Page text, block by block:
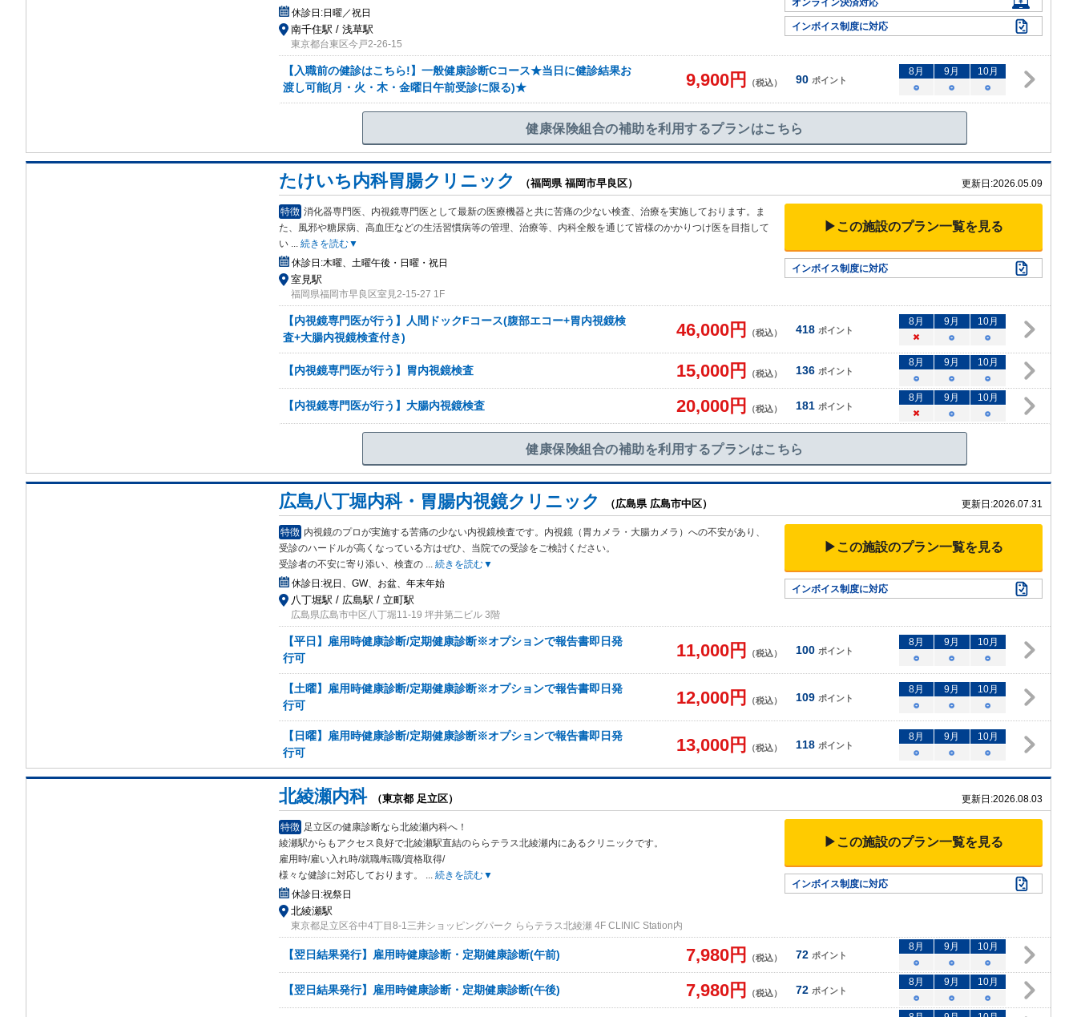
休診日:日曜／祝日
南千住駅 / 浅草駅
東京都台東区今戸2-26-15
オンライン決済対応
インボイス制度に対応
【入職前の健診はこちら!】一般健康診断Cコース★当日に健診結果お
渡し可能(月・火・木・金曜日午前受診に限る)★
9,900円 （税込） 90 ポイント
8月 9月 10月
○
○ ○
健康保険組合の補助を利用するプランはこちら
たけいち内科胃腸クリニック （福岡県 福岡市早良区） 更新日:2026.05.09
特徴 消化器専門医、内視鏡専門医として最新の医療機器と共に苦痛の少ない検査、治療を実施しております。ま
た、 風邪や糖尿病、高血圧などの生活習慣病等の管理、治療等、内科全般を通じて皆様のかかりつけ医を目指して
い ... 続きを読む▼
休診日:木曜、土曜午後・日曜・祝日
室見駅
福岡県福岡市早良区室見2-15-27 1F
▶この施設のプラン一覧を見る
インボイス制度に対応
【内視鏡専門医が行う】人間ドックFコース(腹部エコー+胃内視鏡検
査+大腸内視鏡検査付き)
46,000円 （税込） 418 ポイント
8月 9月 10月
×
○ ○
【内視鏡専門医が行う】胃内視鏡検査 15,000円 （税込） 136 ポイント
8月 9月 10月
○
○ ○
【内視鏡専門医が行う】大腸内視鏡検査 20,000円 （税込） 181 ポイント
8月 9月 10月
×
○ ○
健康保険組合の補助を利用するプランはこちら
広島八丁堀内科・胃腸内視鏡クリニック （広島県 広島市中区） 更新日:2026.07.31
特徴 内視鏡のプロが実施する苦痛の少ない内視鏡検査です。内視鏡（胃カメラ・大腸カメラ）への不安があり、
受診のハードルが高くなっている方はぜひ、当院での受診をご検討ください。
受診者の不安に寄り添い、検査の ... 続きを読む▼
休診日:祝日、GW、お盆、年末年始
八丁堀駅 / 広島駅 / 立町駅
広島県広島市中区八丁堀11-19 坪井第二ビル 3階
▶この施設のプラン一覧を見る
インボイス制度に対応
【平日】雇用時健康診断/定期健康診断※オプションで報告書即日発
行可
11,000円 （税込） 100 ポイント
8月 9月 10月
○
○ ○
【土曜】雇用時健康診断/定期健康診断※オプションで報告書即日発
行可
12,000円 （税込） 109 ポイント
8月 9月 10月
○
○ ○
【日曜】雇用時健康診断/定期健康診断※オプションで報告書即日発
行可
13,000円 （税込） 118 ポイント
8月 9月 10月
○
○ ○
北綾瀬内科 （東京都 足立区） 更新日:2026.08.03
特徴 足立区の健康診断なら北綾瀬内科へ！
綾瀬駅からもアクセス良好で北綾瀬駅直結のららテラス北綾瀬内にあるクリニックです。
雇用時/雇い入れ時/就職/転職/資格取得/
様々な健診に対応しております。 ... 続きを読む▼
休診日:祝祭日
北綾瀬駅
東京都足立区谷中4丁目8-1三井ショッピングパーク ららテラス北綾瀬 4F CLINIC Station内
▶この施設のプラン一覧を見る
インボイス制度に対応
【翌日結果発行】雇用時健康診断・定期健康診断(午前) 7,980円 （税込） 72 ポイント
8月 9月 10月
○
○ ○
【翌日結果発行】雇用時健康診断・定期健康診断(午後) 7,980円 （税込） 72 ポイント
8月 9月 10月
○
○ ○